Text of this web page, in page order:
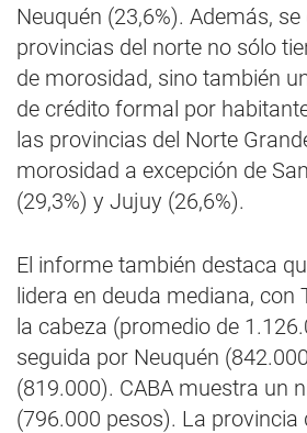
Neuquén (23,6%). Además,
provincias del norte no sólo
de morosidad, sino también
de crédito formal por
las provincias del Norte
morosidad a excepción de
(29,3%) y Jujuy (26,6%).
El informe también destaca
lidera en deuda mediana, con
la cabeza (promedio de
seguida por Neuquén
(819.000). CABA muestra un
(796.000 pesos). La provincia